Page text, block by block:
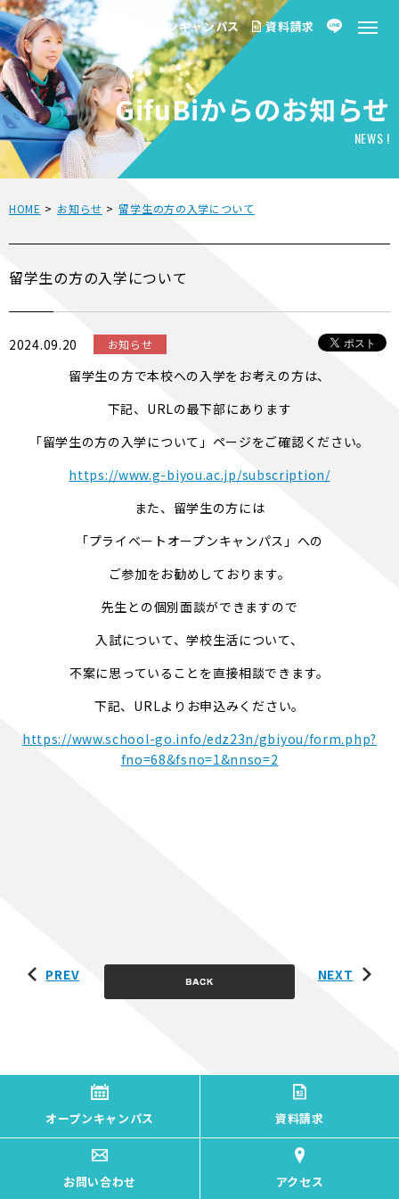
オープンキャンパス 資料請求
GifuBiからのお知らせ
NEWS !
HOME > お知らせ > 留学生の方の入学について
留学生の方の入学について
2024.09.20 お知らせ
留学生の方で本校への入学をお考えの方は、
下記、URLの最下部にあります
「留学生の方の入学について」ページをご確認ください。
https://www.g-biyou.ac.jp/subscription/
また、留学生の方には
「プライベートオープンキャンパス」への
ご参加をお勧めしております。
先生との個別面談ができますので
入試について、学校生活について、
不案に思っていることを直接相談できます。
下記、URLよりお申込みください。
https://www.school-go.info/edz23n/gbiyou/form.php?
fno=68&fsno=1&nnso=2
PREV NEXT
オープンキャンパス 資料請求
お問い合わせ アクセス